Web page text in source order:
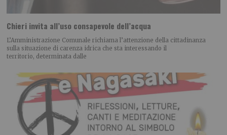
Chieri invita all’uso consapevole dell’acqua
L’Amministrazione Comunale richiama l’attenzione della cittadinanza
sulla situazione di carenza idrica che sta interessando il
territorio, determinata dalle